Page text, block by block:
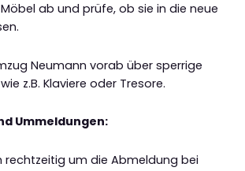
ab und prüfe, ob sie in die neue
Neumann vorab über sperrige
z.B. Klaviere oder Tresore.
Ummeldungen:
rechtzeitig um die Abmeldung bei